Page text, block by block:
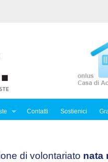
Contatti Sostienici
di volontariato nata